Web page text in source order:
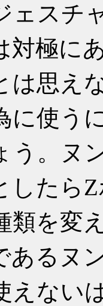
ェスチ
対極に
は思え
に使う
う。ヌ
したら
類を変
あるヌ
えない